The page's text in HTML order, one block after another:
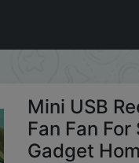
For Student
Mini USB
Fan Fan
Gadget